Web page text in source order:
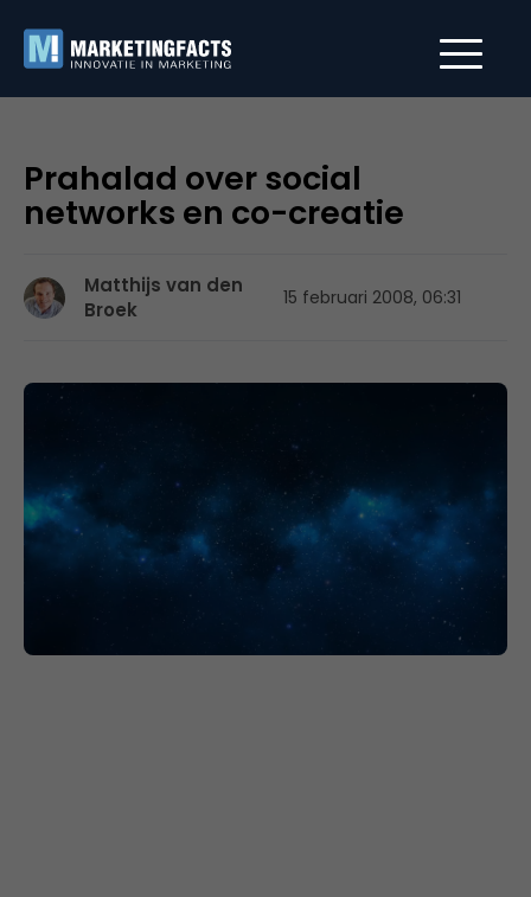
Prahalad over social
networks en co-creatie
Matthijs van den
Broek
15 februari 2008, 06:31